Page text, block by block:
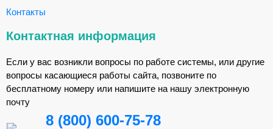
Контакты
Контактная информация
Если у вас возникли вопросы по работе системы, или другие
вопросы касающиеся работы сайта, позвоните по
бесплатному номеру или напишите на нашу электронную
почту
8 (800) 600-75-78